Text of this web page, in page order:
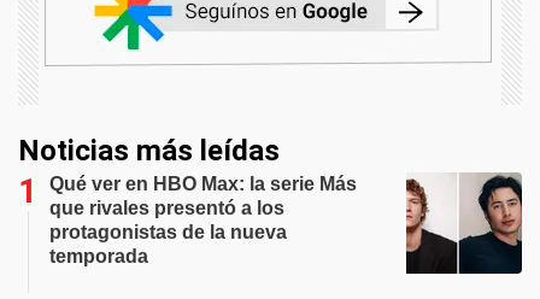
Noticias más leídas
Qué ver en HBO Max: la serie Más
que rivales presentó a los
protagonistas de la nueva
temporada